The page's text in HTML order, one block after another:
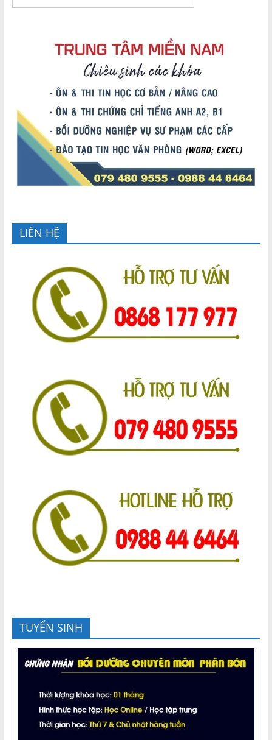
LIÊN HỆ
TUYỂN SINH